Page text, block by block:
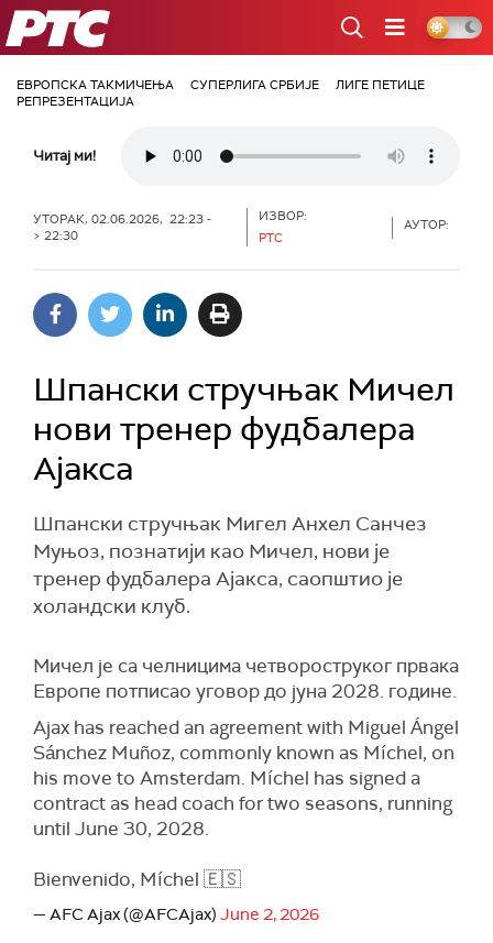
РТС
ЕВРОПСКА ТАКМИЧЕЊА СУПЕРЛИГА СРБИЈЕ
ЛИГЕ ПЕТИЦЕ
РЕПРЕЗЕНТАЦИЈА
Читај ми!
УТОРАК, 02.06.2026, 22:23 -
> 22:30
ИЗВОР:
РТС
АУТОР:
Шпански стручњак Мичел
нови тренер фудбалера
Ајакса
Шпански стручњак Мигел Анхел Санчез
Муњоз, познатији као Мичел, нови је
тренер фудбалера Ајакса, саопштио је
холандски клуб.
Мичел је са челницима четвороструког првака
Европе потписао уговор до јуна 2028. године.
Ajax has reached an agreement with Miguel Ángel
Sánchez Muñoz, commonly known as Míchel, on
his move to Amsterdam. Míchel has signed a
contract as head coach for two seasons, running
until June 30, 2028.
Bienvenido, Míchel 🇪🇸
— AFC Ajax (@AFCAjax) June 2, 2026